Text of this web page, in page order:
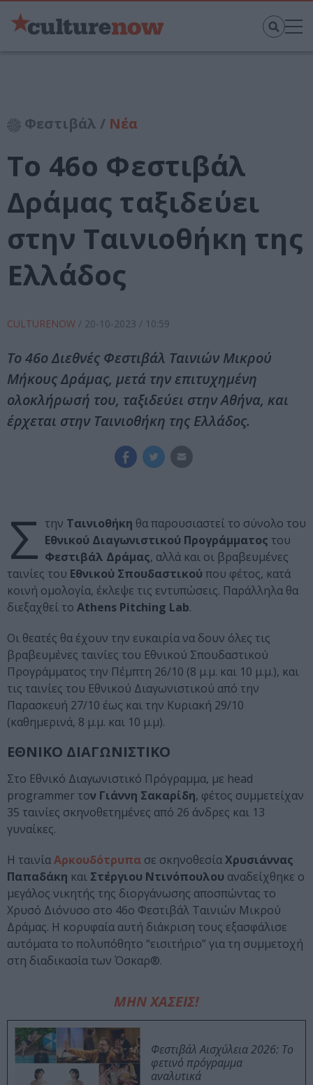
Φεστιβάλ / Νέα
Το 46ο Φεστιβάλ
Δράμας ταξιδεύει
στην Ταινιοθήκη της
Ελλάδος
CULTURENOW / 20-10-2023 / 10:59
Το 46ο Διεθνές Φεστιβάλ Ταινιών Μικρού
Μήκους Δράμας, μετά την επιτυχημένη
ολοκλήρωσή του, ταξιδεύει στην Αθήνα, και
έρχεται στην Ταινιοθήκη της Ελλάδος.
Σ την Ταινιοθήκη θα παρουσιαστεί το σύνολο του
Εθνικού Διαγωνιστικού Προγράμματος του
Φεστιβάλ Δράμας, αλλά και οι βραβευμένες
ταινίες του Εθνικού Σπουδαστικού που φέτος, κατά
κοινή ομολογία, έκλεψε τις εντυπώσεις. Παράλληλα θα
διεξαχθεί το Athens Pitching Lab.
Οι θεατές θα έχουν την ευκαιρία να δουν όλες τις
βραβευμένες ταινίες του Εθνικού Σπουδαστικού
Προγράμματος την Πέμπτη 26/10 (8 μ.μ. και 10 μ.μ.), και
τις ταινίες του Εθνικού Διαγωνιστικού από την
Παρασκευή 27/10 έως και την Κυριακή 29/10
(καθημερινά, 8 μ.μ. και 10 μ.μ).
ΕΘΝΙΚΟ ΔΙΑΓΩΝΙΣΤΙΚΟ
Στο Εθνικό Διαγωνιστικό Πρόγραμμα, με head
programmer τον Γιάννη Σακαρίδη, φέτος συμμετείχαν
35 ταινίες σκηνοθετημένες από 26 άνδρες και 13
γυναίκες.
Η ταινίαΑρκουδότρυπα σε σκηνοθεσίαΧρυσιάννας
Παπαδάκη και Στέργιου Ντινόπουλου αναδείχθηκε ο
μεγάλος νικητής της διοργάνωσης αποσπώντας το
Χρυσό Διόνυσο στο 46ο Φεστιβάλ Ταινιών Μικρού
Δράμας. Η κορυφαία αυτή διάκριση τους εξασφάλισε
αυτόματα το πολυπόθητο “εισιτήριο” για τη συμμετοχή
στη διαδικασία των Όσκαρ®.
ΜΗΝ ΧΑΣΕΙΣ!
Φεστιβάλ Αισχύλεια 2026: Το
φετινό πρόγραμμα
αναλυτικά